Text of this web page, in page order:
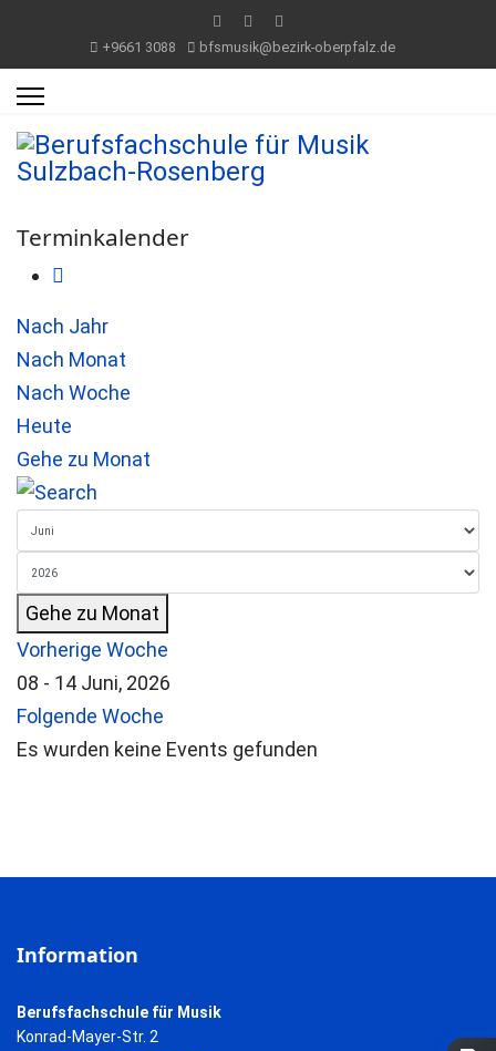
+9661 3088 bfsmusik@bezirk-oberpfalz.de
Terminkalender
Nach Jahr
Nach Monat
Nach Woche
Heute
Gehe zu Monat
Gehe zu Monat
Vorherige Woche
08 - 14 Juni, 2026
Folgende Woche
Es wurden keine Events gefunden
Information
Berufsfachschule für Musik
Konrad-Mayer-Str. 2